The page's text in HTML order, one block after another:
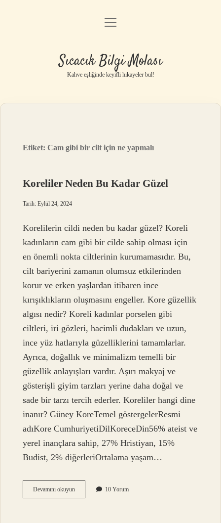
Anasayfa
Yasal Uyarı
menüyü
Sıcacık Bilgi Molası
Kahve eşliğinde keyifli hikayeler bul!
Etiket:Cam gibi bir cilt için ne yapmalı
Koreliler Neden Bu Kadar Güzel
Tarih: Eylül 24, 2024
Korelilerin cildi neden bu kadar güzel? Koreli
kadınların cam gibi bir cilde sahip olması için
en önemli nokta ciltlerinin kurumamasıdır. Bu,
cilt bariyerini zamanın olumsuz etkilerinden
korur ve erken yaşlardan itibaren ince
kırışıklıkların oluşmasını engeller. Kore güzellik
algısı nedir? Koreli kadınlar porselen gibi
ciltleri, iri gözleri, hacimli dudakları ve uzun,
ince yüz hatlarıyla güzelliklerini tamamlarlar.
Ayrıca, doğallık ve minimalizm temelli bir
güzellik anlayışları vardır. Aşırı makyaj ve
gösterişli giyim tarzları yerine daha doğal ve
sade bir tarzı tercih ederler. Koreliler hangi dine
inanır? Güney KoreTemel göstergelerResmi
adıKore CumhuriyetiDilKoreceDin56% ateist ve
yerel inançlara sahip, 27% Hristiyan, 15%
Budist, 2% diğerleriOrtalama yaşam…
Devamını okuyunKoreliler
Neden
10 Yorum